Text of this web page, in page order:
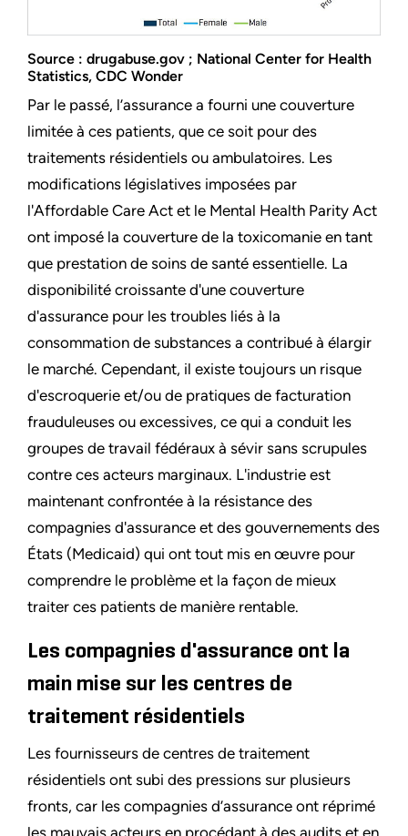
Source : drugabuse.gov ; National Center for Health
Statistics, CDC Wonder
Par le passé, l’assurance a fourni une couverture
limitée à ces patients, que ce soit pour des
traitements résidentiels ou ambulatoires. Les
modifications législatives imposées par
l'Affordable Care Act et le Mental Health Parity Act
ont imposé la couverture de la toxicomanie en tant
que prestation de soins de santé essentielle. La
disponibilité croissante d'une couverture
d'assurance pour les troubles liés à la
consommation de substances a contribué à élargir
le marché. Cependant, il existe toujours un risque
d'escroquerie et/ou de pratiques de facturation
frauduleuses ou excessives, ce qui a conduit les
groupes de travail fédéraux à sévir sans scrupules
contre ces acteurs marginaux. L'industrie est
maintenant confrontée à la résistance des
compagnies d'assurance et des gouvernements des
États (Medicaid) qui ont tout mis en œuvre pour
comprendre le problème et la façon de mieux
traiter ces patients de manière rentable.
Les compagnies d'assurance ont la
main mise sur les centres de
traitement résidentiels
Les fournisseurs de centres de traitement
résidentiels ont subi des pressions sur plusieurs
fronts, car les compagnies d’assurance ont réprimé